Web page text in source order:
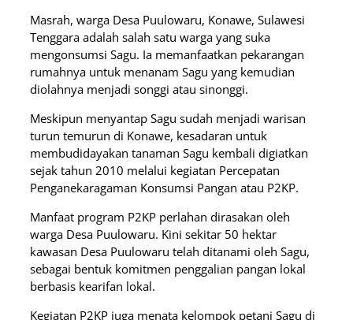
Masrah, warga Desa Puulowaru, Konawe, Sulawesi
Tenggara adalah salah satu warga yang suka
mengonsumsi Sagu. Ia memanfaatkan pekarangan
rumahnya untuk menanam Sagu yang kemudian
diolahnya menjadi songgi atau sinonggi.
Meskipun menyantap Sagu sudah menjadi warisan
turun temurun di Konawe, kesadaran untuk
membudidayakan tanaman Sagu kembali digiatkan
sejak tahun 2010 melalui kegiatan Percepatan
Penganekaragaman Konsumsi Pangan atau P2KP.
Manfaat program P2KP perlahan dirasakan oleh
warga Desa Puulowaru. Kini sekitar 50 hektar
kawasan Desa Puulowaru telah ditanami oleh Sagu,
sebagai bentuk komitmen penggalian pangan lokal
berbasis kearifan lokal.
Kegiatan P2KP juga menata kelompok petani Sagu di